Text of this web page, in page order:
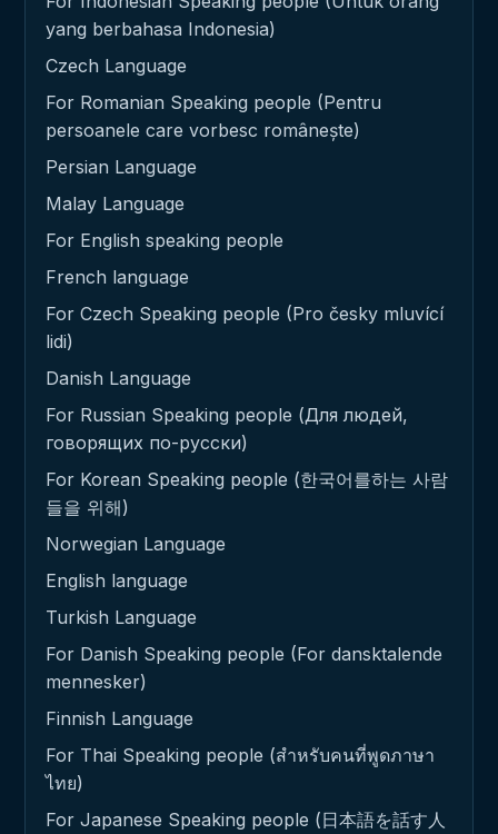
yang berbahasa Indonesia)
Czech Language
For Romanian Speaking people (Pentru
persoanele care vorbesc românește)
Persian Language
Malay Language
For English speaking people
French language
For Czech Speaking people (Pro česky mluvící
lidi)
Danish Language
For Russian Speaking people (Для людей,
говорящих по-русски)
For Korean Speaking people (한국어를하는 사람
들을 위해)
Norwegian Language
English language
Turkish Language
For Danish Speaking people (For dansktalende
mennesker)
Finnish Language
For Thai Speaking people (สำหรับคนที่พูดภาษา
ไทย)
For Japanese Speaking people (日本語を話す人